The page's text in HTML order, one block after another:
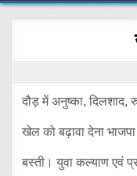
दौड़ में अनुष्का, दिलशाद,
खेल को बढ़ावा देना
बस्ती। युवा कल्याण एवं